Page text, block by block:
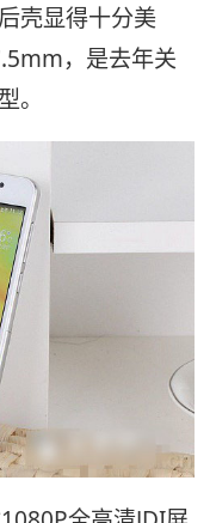
壳显得十分美
，是去年关
。